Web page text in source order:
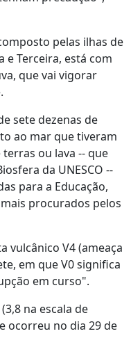
pelas ilhas de
e Terceira, está com
que vai vigorar
sete dezenas de
ao mar que tiveram
ou lava -- que
da UNESCO --
para a Educação,
procurados pelos
vulcânico V4 (ameaça
em que V0 significa
em curso".
na escala de
ocorreu no dia 29 de